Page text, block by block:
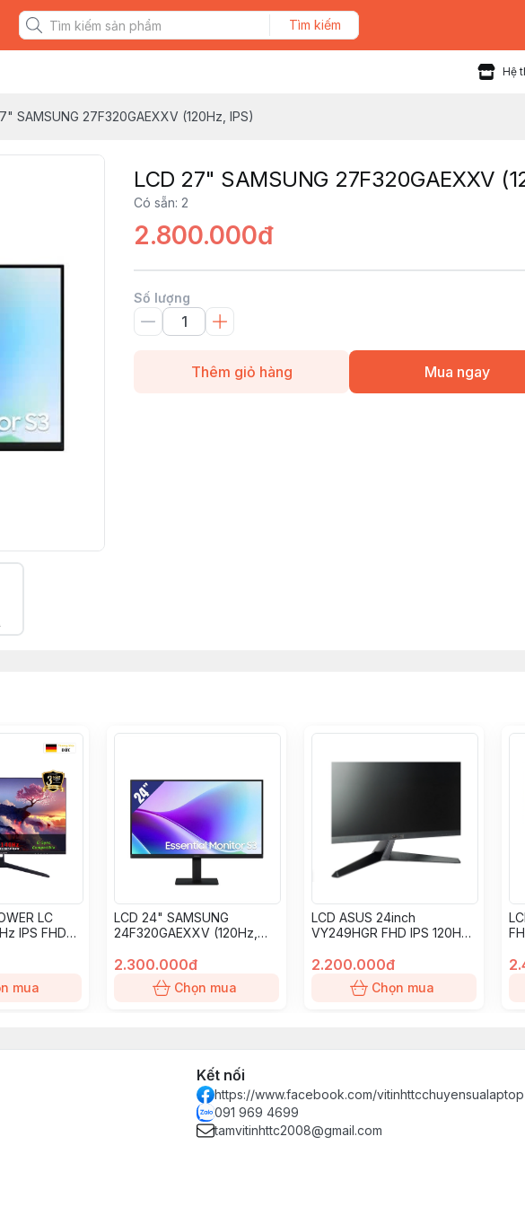
Tìm kiếm
Hệ
SAMSUNG 27F320GAEXXV (120Hz, IPS)
LCD 27" SAMSUNG 27F320GAEXXV
Có sẵn: 2
2.800.000đ
Số lượng
Thêm giỏ hàng Mua ngay
LC
IPS FHD
mua
LCD 24" SAMSUNG
24F320GAEXXV (120Hz,
2.300.000đ
Chọn mua
LCD ASUS 24inch
VY249HGR FHD IPS 120Hz
2.200.000đ
Chọn mua
Kết nối
https://www.facebook.com/vitinhttcchuyensualaptop
091 969 4699
tamvitinhttc2008@gmail.com